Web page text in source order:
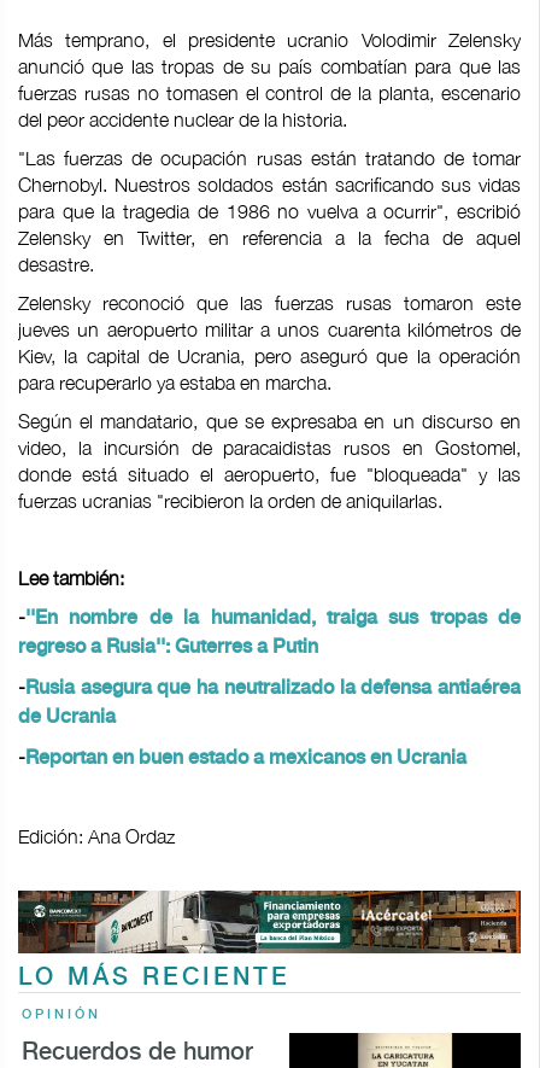
Más temprano, el presidente ucranio Volodimir Zelensky
anunció que las tropas de su país combatían para que las
fuerzas rusas no tomasen el control de la planta, escenario
del peor accidente nuclear de la historia.
"Las fuerzas de ocupación rusas están tratando de tomar
Chernobyl. Nuestros soldados están sacrificando sus vidas
para que la tragedia de 1986 no vuelva a ocurrir", escribió
Zelensky en Twitter, en referencia a la fecha de aquel
desastre.
Zelensky reconoció que las fuerzas rusas tomaron este
jueves un aeropuerto militar a unos cuarenta kilómetros de
Kiev, la capital de Ucrania, pero aseguró que la operación
para recuperarlo ya estaba en marcha.
Según el mandatario, que se expresaba en un discurso en
video, la incursión de paracaidistas rusos en Gostomel,
donde está situado el aeropuerto, fue "bloqueada" y las
fuerzas ucranias "recibieron la orden de aniquilarlas.
Lee también:
-''En nombre de la humanidad, traiga sus tropas de
regreso a Rusia'': Guterres a Putin
-Rusia asegura que ha neutralizado la defensa antiaérea
de Ucrania
-Reportan en buen estado a mexicanos en Ucrania
Edición: Ana Ordaz
LO MÁS RECIENTE
OPINIÓN
Recuerdos de humor